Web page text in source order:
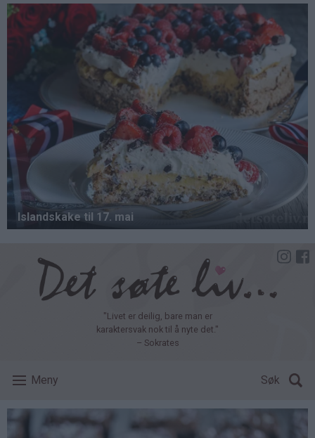
Hopp
hovedinnhold
"Livet er deilig, bare man er
karaktersvak nok til å nyte det."
– Sokrates
Meny Søk